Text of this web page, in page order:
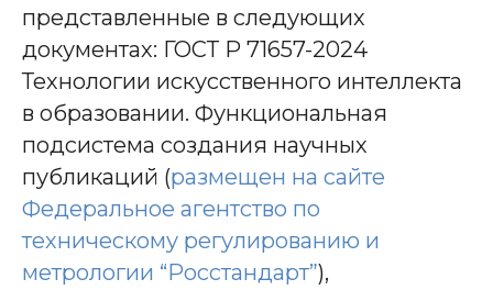
представленные в следующих
документах: ГОСТ Р 71657-2024
Технологии искусственного интеллекта
в образовании. Функциональная
подсистема создания научных
публикаций (размещен на сайте
Федеральное агентство по
техническому регулированию и
метрологии “Росстандарт”),